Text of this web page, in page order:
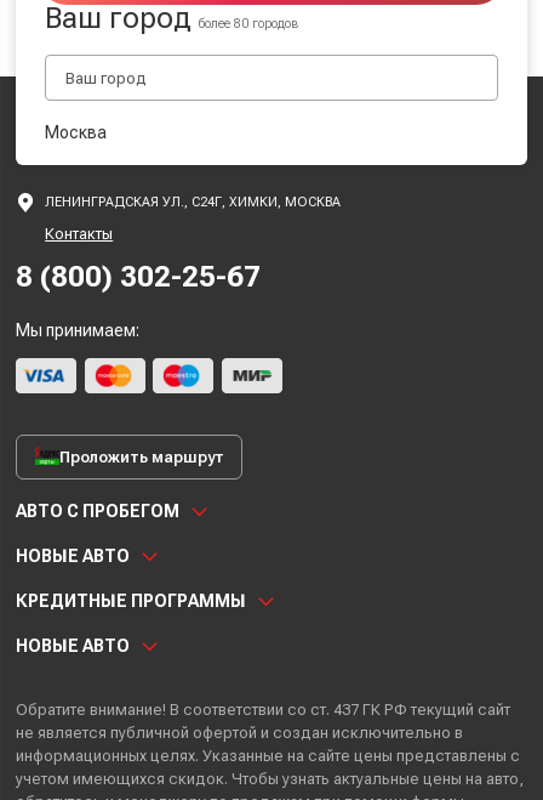
Ваш городболее 80 городов
Москва
ЛЕНИНГРАДСКАЯ УЛ., С24Г, ХИМКИ, МОСКВА
Контакты
8 (800) 302-25-67
Мы принимаем:
Проложить маршрут
АВТО С ПРОБЕГОМ
НОВЫЕ АВТО
КРЕДИТНЫЕ ПРОГРАММЫ
НОВЫЕ АВТО
Обратите внимание! В соответствии со ст. 437 ГК РФ текущий сайт
не является публичной офертой и создан исключительно в
информационных целях. Указанные на сайте цены представлены с
учетом имеющихся скидок. Чтобы узнать актуальные цены на авто,